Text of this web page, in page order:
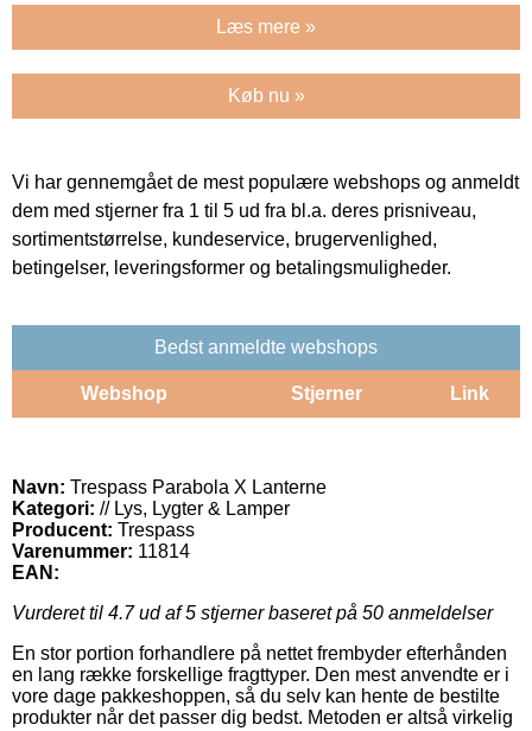
Læs mere »
Køb nu »
Vi har gennemgået de mest populære webshops og anmeldt
dem med stjerner fra 1 til 5 ud fra bl.a. deres prisniveau,
sortimentstørrelse, kundeservice, brugervenlighed,
betingelser, leveringsformer og betalingsmuligheder.
Bedst anmeldte webshops
Webshop Stjerner Link
Navn: Trespass Parabola X Lanterne
Kategori: // Lys, Lygter & Lamper
Producent: Trespass
Varenummer: 11814
EAN:
Vurderet til 4.7ud af 5 stjerner baseret på 50 anmeldelser
En stor portion forhandlere på nettet frembyder efterhånden
en lang række forskellige fragttyper. Den mest anvendte er i
vore dage pakkeshoppen, så du selv kan hente de bestilte
produkter når det passer dig bedst. Metoden er altså virkelig